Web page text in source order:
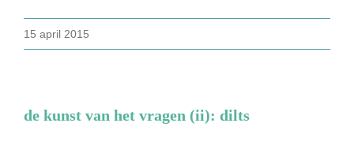
15 april 2015
de kunst van het vragen (ii): dilts